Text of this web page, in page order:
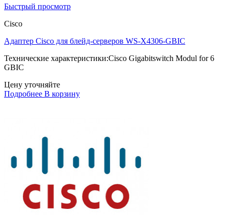
Быстрый просмотр
Cisco
Адаптер Cisco для блейд-серверов WS-X4306-GBIC
Технические характеристики:Cisco Gigabitswitch Modul for 6
GBIC
Цену уточняйте
Подробнее В корзину